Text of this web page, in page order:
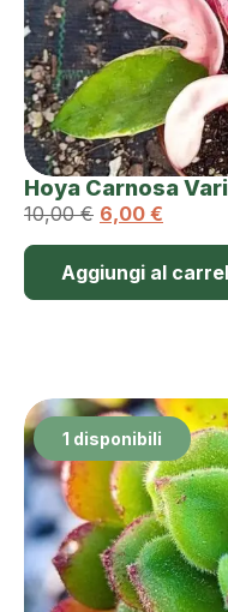
Hoya Carnosa
10,00€ 6,00 €
Aggiungi al
1 disponibili